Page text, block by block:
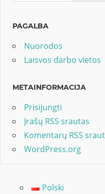
PAGALBA
Nuorodos
Laisvos darbo vietos
METAINFORMACIJA
Prisijungti
Įrašų RSS srautas
Komentarų RSS
WordPress.org
Polski